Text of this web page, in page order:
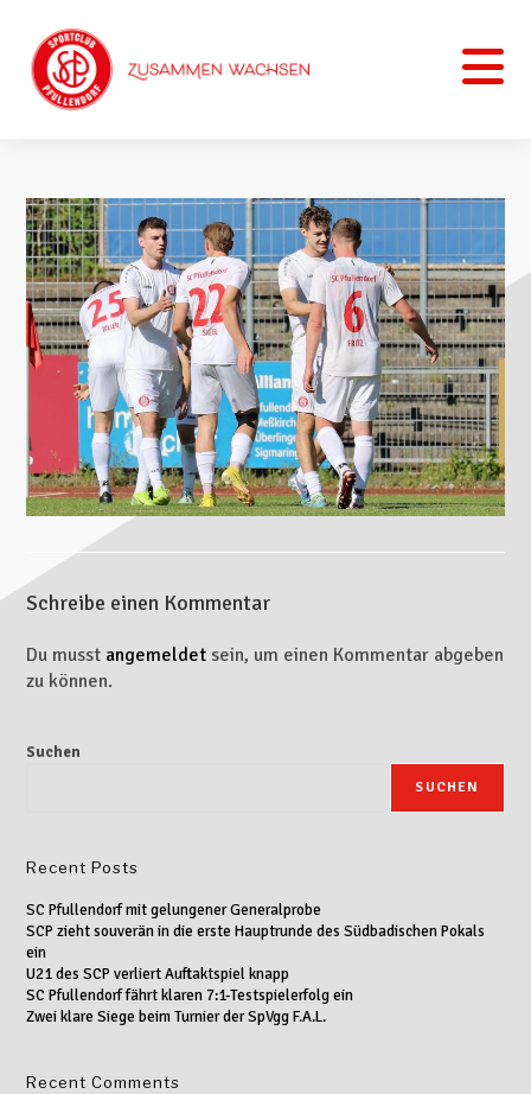
Schreibe einen Kommentar
Du musst angemeldet sein, um einen Kommentar abgeben
zu können.
Suchen
SUCHEN
Recent Posts
SC Pfullendorf mit gelungener Generalprobe
SCP zieht souverän in die erste Hauptrunde des Südbadischen Pokals
ein
U21 des SCP verliert Auftaktspiel knapp
SC Pfullendorf fährt klaren 7:1-Testspielerfolg ein
Zwei klare Siege beim Turnier der SpVgg F.A.L.
Recent Comments